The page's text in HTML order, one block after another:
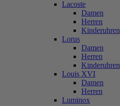
Lacoste
Damen
Herren
Kinderuhren
Lorus
Damen
Herren
Kinderuhren
Louis XVI
Damen
Herren
Luminox